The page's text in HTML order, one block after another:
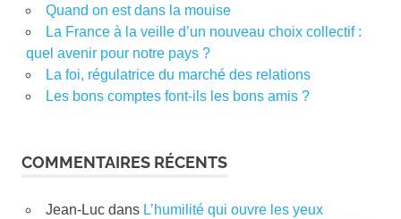
Quand on est dans la mouise
La France à la veille d’un nouveau choix collectif :
quel avenir pour notre pays ?
La foi, régulatrice du marché des relations
Les bons comptes font-ils les bons amis ?
COMMENTAIRES RÉCENTS
Jean-Lucdans L’humilité qui ouvre les yeux